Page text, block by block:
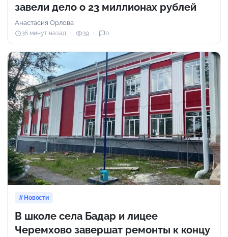
завели дело о 23 миллионах рублей
Анастасия Орлова
36 минут назад 39 0
Новости
В школе села Бадар и лицее
Черемхово завершат ремонты к концу